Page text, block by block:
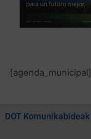
[agenda_municipal]
DOT Komunikabideak